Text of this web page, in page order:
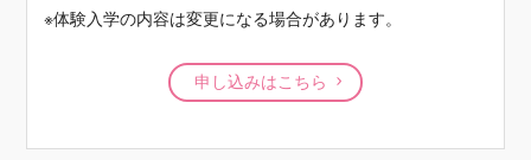
※体験入学の内容は変更になる場合があります。
申し込みはこちら